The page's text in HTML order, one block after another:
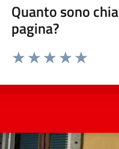
Quanto sono
pagina?
Valuta da 1 a 5 stelle la pagina